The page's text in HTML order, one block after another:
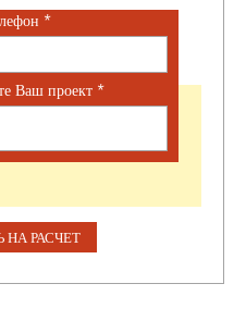
*
Ваш проект *